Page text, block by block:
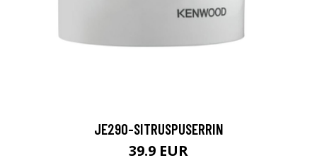
JE290-SITRUSPUSERRIN
39.9 EUR